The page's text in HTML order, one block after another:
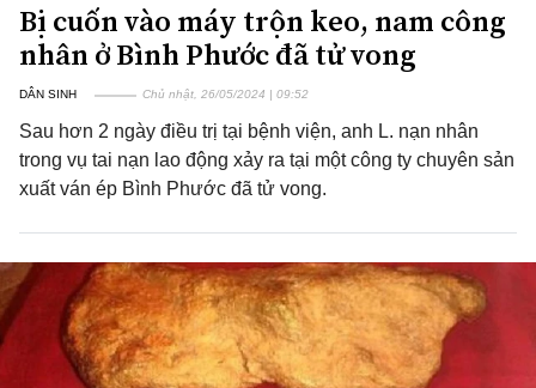
Bị cuốn vào máy trộn keo, nam công
nhân ở Bình Phước đã tử vong
DÂN SINH Chủ nhật, 26/05/2024 | 09:52
Sau hơn 2 ngày điều trị tại bệnh viện, anh L. nạn nhân
trong vụ tai nạn lao động xảy ra tại một công ty chuyên sản
xuất ván ép Bình Phước đã tử vong.